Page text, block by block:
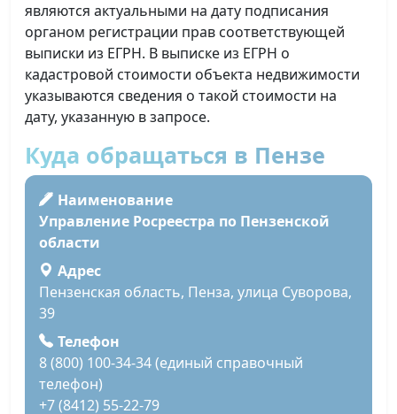
являются актуальными на дату подписания
органом регистрации прав соответствующей
выписки из ЕГРН. В выписке из ЕГРН о
кадастровой стоимости объекта недвижимости
указываются сведения о такой стоимости на
дату, указанную в запросе.
Куда обращаться в Пензе
Наименование
Управление Росреестра по Пензенской
области
Адрес
Пензенская область, Пенза, улица Суворова,
39
Телефон
8 (800) 100-34-34 (единый справочный
телефон)
+7 (8412) 55-22-79